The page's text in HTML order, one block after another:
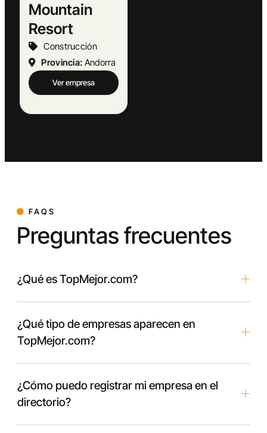
Mountain
Resort
Construcción
Provincia: Andorra
Ver empresa
FAQS
Preguntas frecuentes
¿Qué es TopMejor.com?
¿Qué tipo de empresas aparecen en
TopMejor.com?
¿Cómo puedo registrar mi empresa en el
directorio?